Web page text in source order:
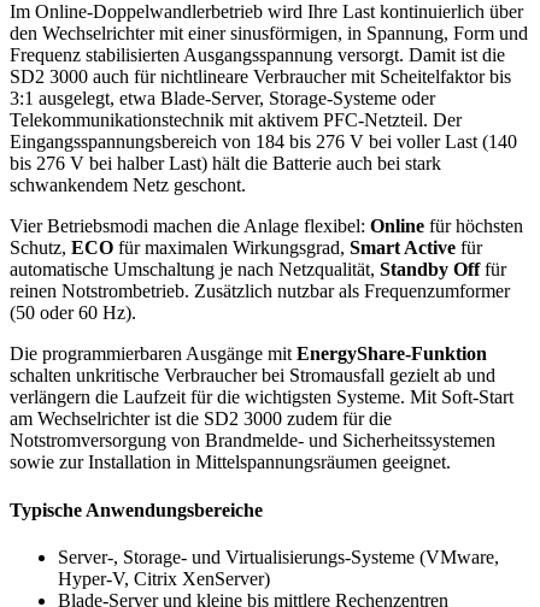
Im Online-Doppelwandlerbetrieb wird Ihre Last kontinuierlich über
den Wechselrichter mit einer sinusförmigen, in Spannung, Form und
Frequenz stabilisierten Ausgangsspannung versorgt. Damit ist die
SD2 3000 auch für nichtlineare Verbraucher mit Scheitelfaktor bis
3:1 ausgelegt, etwa Blade-Server, Storage-Systeme oder
Telekommunikationstechnik mit aktivem PFC-Netzteil. Der
Eingangsspannungsbereich von 184 bis 276 V bei voller Last (140
bis 276 V bei halber Last) hält die Batterie auch bei stark
schwankendem Netz geschont.
Vier Betriebsmodi machen die Anlage flexibel: Online für höchsten
Schutz, ECO für maximalen Wirkungsgrad, Smart Active für
automatische Umschaltung je nach Netzqualität, Standby Offfür
reinen Notstrombetrieb. Zusätzlich nutzbar als Frequenzumformer
(50 oder 60 Hz).
Die programmierbaren Ausgänge mit EnergyShare-Funktion
schalten unkritische Verbraucher bei Stromausfall gezielt ab und
verlängern die Laufzeit für die wichtigsten Systeme. Mit Soft-Start
am Wechselrichter ist die SD2 3000 zudem für die
Notstromversorgung von Brandmelde- und Sicherheitssystemen
sowie zur Installation in Mittelspannungsräumen geeignet.
Typische Anwendungsbereiche
Server-, Storage- und Virtualisierungs-Systeme (VMware,
Hyper-V, Citrix XenServer)
Blade-Server und kleine bis mittlere Rechenzentren